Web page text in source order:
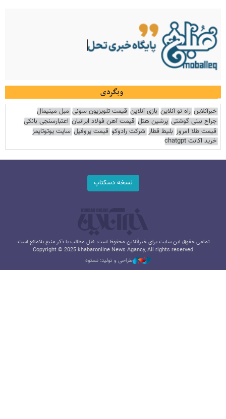
وبگردی
خبرآنلاین راه نو آنلاین بازی آنلاین قیمت تلویزیون سونی مبل مینیمال
جراح بینی گوشتی پرشین هتل قیمت آهن فولاد ایرانیان اعتبارسنجی بانکی
قیمت طلا امروز بلیط قطار شرکت رادوکو قیمت پروفیل سایت یوتوتایمز
خرید اکانت chatgpt
نسخه دسکتاپ
تمامی حقوق این سایت برای خبرآنلاین محفوظ است. نقل مطالب با ذکر منبع بلامانع است.
Copyright © 2025 khabaronline News Agancy, All rights reserved
طراحی و تولید: نستوه